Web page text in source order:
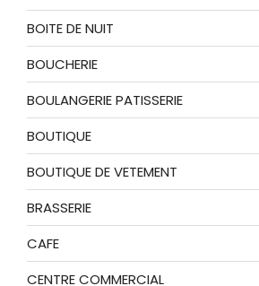
BOITE DE NUIT
BOUCHERIE
BOULANGERIE PATISSERIE
BOUTIQUE
BOUTIQUE DE VETEMENT
BRASSERIE
CAFE
CENTRE COMMERCIAL